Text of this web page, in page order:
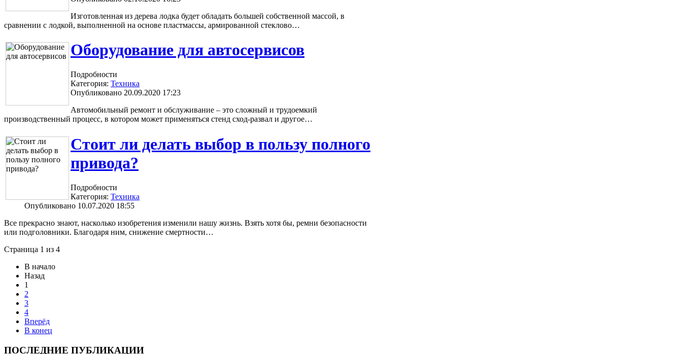
Изготовленная из дерева лодка будет обладать большей собственной массой, в
сравнении с лодкой, выполненной на основе пластмассы, армированной стеклово…
Оборудование для автосервисов
Подробности
Категория: Техника
Опубликовано 20.09.2020 17:23
Автомобильный ремонт и обслуживание – это сложный и трудоемкий
производственный процесс, в котором может применяться стенд сход-развал и другое…
Стоит ли делать выбор в пользу полного
привода?
Подробности
Категория: Техника
Опубликовано 10.07.2020 18:55
Все прекрасно знают, насколько изобретения изменили нашу жизнь. Взять хотя бы, ремни безопасности
или подголовники. Благодаря ним, снижение смертности…
Страница 1 из 4
В начало
Назад
1
2
3
4
Вперёд
В конец
ПОСЛЕДНИЕ ПУБЛИКАЦИИ